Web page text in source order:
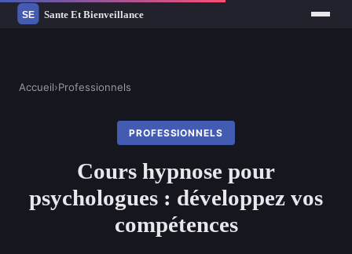
Accueil›Professionnels
PROFESSIONNELS
Cours hypnose pour
psychologues : développez vos
compétences